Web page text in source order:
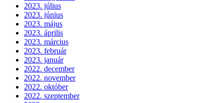
2023. július
2023. június
2023. május
2023. április
2023. március
2023. február
2023. január
2022. december
2022. november
2022. október
2022. szeptember